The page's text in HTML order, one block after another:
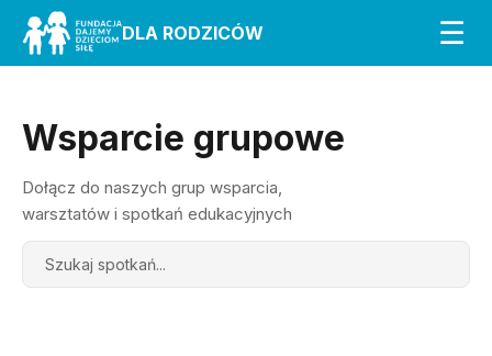
DLA RODZICÓW ☰
Wsparcie grupowe
Dołącz do naszych grup wsparcia,
warsztatów i spotkań edukacyjnych
Search